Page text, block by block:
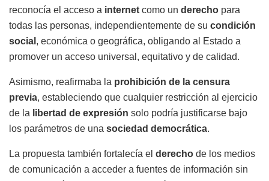
reconocía el acceso a internet como un derecho para
todas las personas, independientemente de su condición
social , económica o geográfica, obligando al Estado a
promover un acceso universal, equitativo y de calidad.
Asimismo, reafirmaba la prohibición de la censura
previa, estableciendo que cualquier restricción al ejercicio
de la libertad de expresión solo podría justificarse bajo
los parámetros de una sociedad democrática.
La propuesta también fortalecía el derecho de los medios
de comunicación a acceder a fuentes de información sin